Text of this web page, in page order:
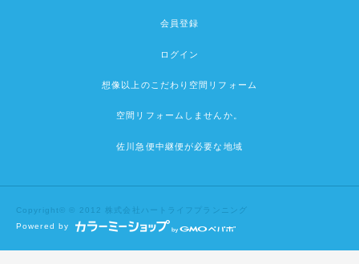
会員登録
ログイン
想像以上のこだわり空間リフォーム
空間リフォームしませんか。
佐川急便中継便が必要な地域
Copyright© © 2012 株式会社ハートライフプランニング
Powered by